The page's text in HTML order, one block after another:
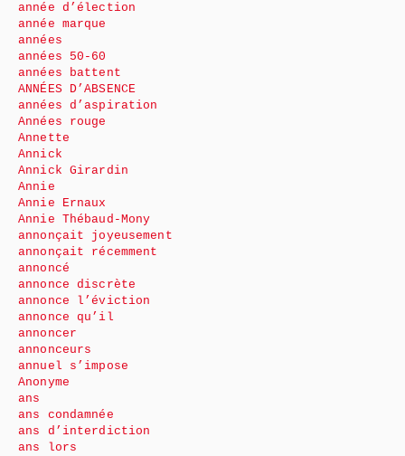
année d’élection
année marque
années
années 50-60
années battent
ANNÉES D’ABSENCE
années d’aspiration
Années rouge
Annette
Annick
Annick Girardin
Annie
Annie Ernaux
Annie Thébaud-Mony
annonçait joyeusement
annonçait récemment
annoncé
annonce discrète
annonce l’éviction
annonce qu’il
annoncer
annonceurs
annuel s’impose
Anonyme
ans
ans condamnée
ans d’interdiction
ans lors